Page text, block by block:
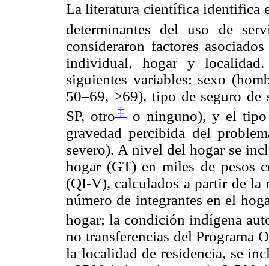
La literatura científica identifica
determinantes del uso de
consideraron factores
individual, hogar y
siguientes variables: sexo
50–69, >69), tipo de seguro de
SP, otro ‡
o ninguno), y el
gravedad percibida del
severo). A nivel del hogar se
hogar (GT) en miles de pesos
(QI-V), calculados a partir de la
número de integrantes en el
hogar; la condición indígena
no transferencias del Programa
la localidad de residencia, se